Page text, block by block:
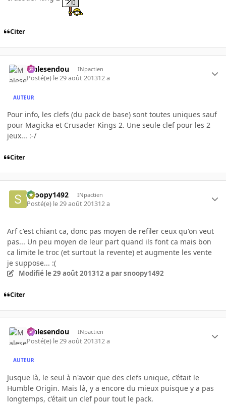
Citer
Malesendou INpactien
Posté(e) le 29 août 201312 a
AUTEUR
Pour info, les clefs (du pack de base) sont toutes uniques sauf
pour Magicka et Crusader Kings 2. Une seule clef pour les 2
jeux... :-/
Citer
snoopy1492 INpactien
Posté(e) le 29 août 201312 a
Arf c'est chiant ca, donc pas moyen de refiler ceux qu'on veut
pas... Un peu moyen de leur part quand ils font ca mais bon
ca limite le troc (et surtout la revente) et augmente les vente
je suppose... :(
Modifié le 29 août 201312 a par snoopy1492
Citer
Malesendou INpactien
Posté(e) le 29 août 201312 a
AUTEUR
Jusque là, le seul à n'avoir que des clefs unique, c’était le
Humble Origin. Mais là, y a encore du mieux puisque y a pas
longtemps, c’était un clef pour tout le pack.